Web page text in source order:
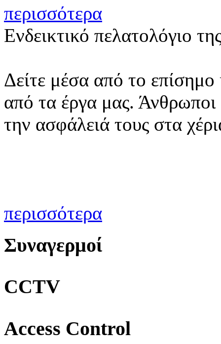
περισσότερα
Ενδεικτικό πελατολόγιο
Δείτε μέσα από το
από τα έργα μας. Άνθρωποι
την ασφάλειά τους στα
περισσότερα
Συναγερμοί
CCTV
Access Control